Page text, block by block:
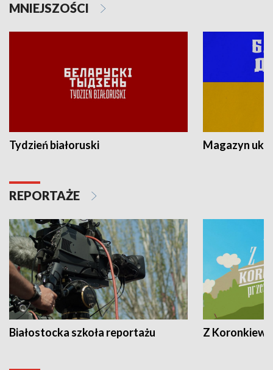
MNIEJSZOŚCI
Tydzień białoruski Magazyn
REPORTAŻE
Białostocka szkoła reportażu Z